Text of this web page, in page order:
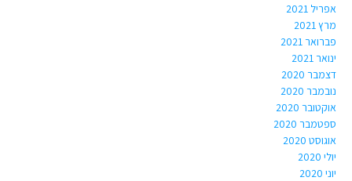
אפריל 2021
מרץ 2021
פברואר 2021
ינואר 2021
דצמבר 2020
נובמבר 2020
אוקטובר 2020
ספטמבר 2020
אוגוסט 2020
יולי 2020
יוני 2020